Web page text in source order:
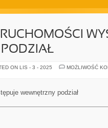
ON LIS - 3 - 2025
MOŻLIWOŚĆ
wewnętrzny podział